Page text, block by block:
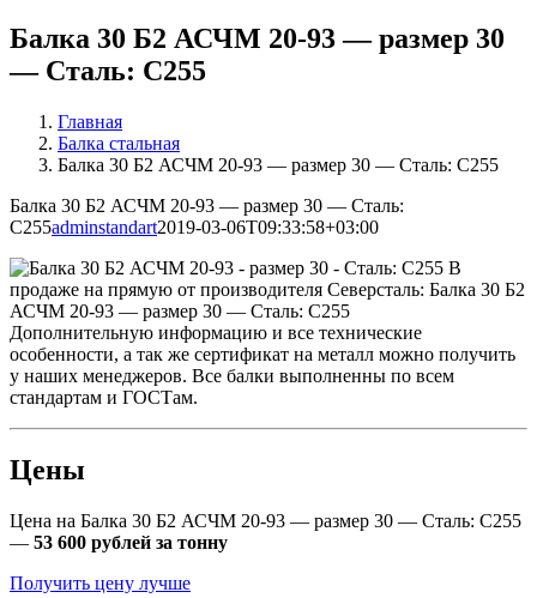
Балка 30 Б2 АСЧМ 20-93 — размер 30
— Сталь: С255
Главная
Балка стальная
Балка 30 Б2 АСЧМ 20-93 — размер 30 — Сталь: С255
Балка 30 Б2 АСЧМ 20-93 — размер 30 — Сталь:
С255adminstandart2019-03-06T09:33:58+03:00
В
продаже на прямую от производителя Северсталь: Балка 30 Б2
АСЧМ 20-93 — размер 30 — Сталь: С255
Дополнительную информацию и все технические
особенности, а так же сертификат на металл можно получить
у наших менеджеров. Все балки выполненны по всем
стандартам и ГОСТам.
Цены
Цена на Балка 30 Б2 АСЧМ 20-93 — размер 30 — Сталь: С255
— 53 600 рублей за тонну
Получить цену лучше